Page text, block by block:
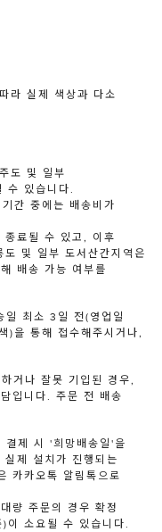
라 실제 색상과 다소
도 및 일부
수 있습니다.
간 중에는 배송비가
종료될 수 있고, 이후
및 일부 도서산간지역은
배송 가능 여부를
최소 3일 전(영업일
)을 통해 접수해주시거나,
거나 잘못 기입된 경우,
입니다. 주문 전 배송
제 시 '희망배송일'을
제 설치가 진행되는
카카오톡 알림톡으로
량 주문의 경우 확정
이 소요될 수 있습니다.